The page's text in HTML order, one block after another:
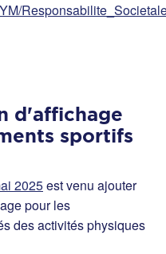
d'affichage
sportifs
2025est venu ajouter
pour les
des activités physiques